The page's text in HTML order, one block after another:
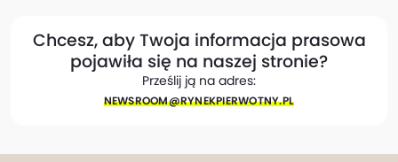
Chcesz, aby Twoja informacja prasowa
pojawiła się na naszej stronie?
Prześlij ją na adres:
NEWSROOM@​RYNEKPIERWOTNY.PL